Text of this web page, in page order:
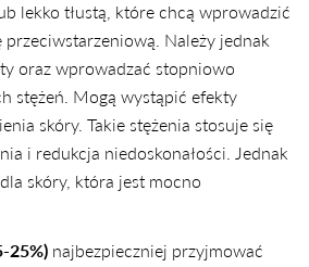
lekko tłustą, które chcą wprowadzić
przeciwstarzeniową. Należy jednak
oraz wprowadzać stopniowo
stężeń. Mogą wystąpić efekty
skóry. Takie stężenia stosuje się
i redukcja niedoskonałości. Jednak
skóry, która jest mocno
25%) najbezpieczniej przyjmować